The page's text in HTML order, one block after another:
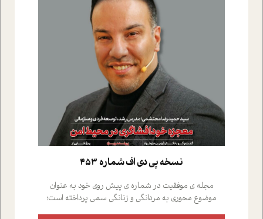
نسخه پي دي اف شماره 453
مجله ی موفقیت در شماره ی پیش روی خود به عنوان
موضوع محوری به مردانگی و زنانگی سمی پرداخته است؛